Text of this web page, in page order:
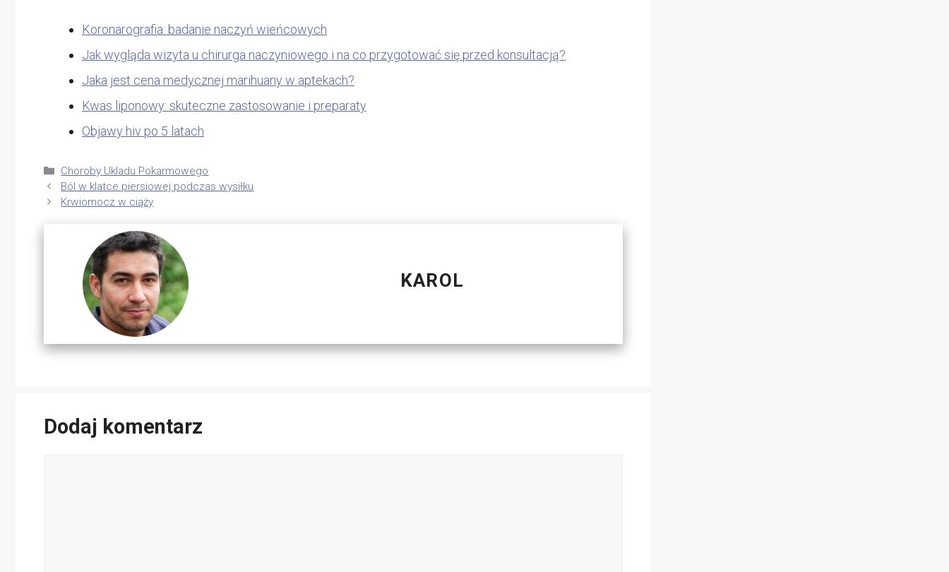
Koronarografia: badanie naczyń wieńcowych
Jak wygląda wizyta u chirurga naczyniowego i na co przygotować się przed konsultacją?
Jaka jest cena medycznej marihuany w aptekach?
Kwas liponowy: skuteczne zastosowanie i preparaty
Objawy hiv po 5 latach
Kategorie
Choroby Ukladu Pokarmowego
Ból w klatce piersiowej podczas wysiłku
Krwiomocz w ciąży
KAROL
Dodaj komentarz